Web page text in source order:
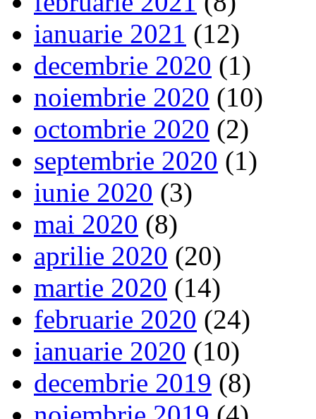
ianuarie 2021 (12)
decembrie 2020 (1)
noiembrie 2020 (10)
octombrie 2020 (2)
septembrie 2020 (1)
iunie 2020 (3)
mai 2020 (8)
aprilie 2020 (20)
martie 2020 (14)
februarie 2020 (24)
ianuarie 2020 (10)
decembrie 2019 (8)